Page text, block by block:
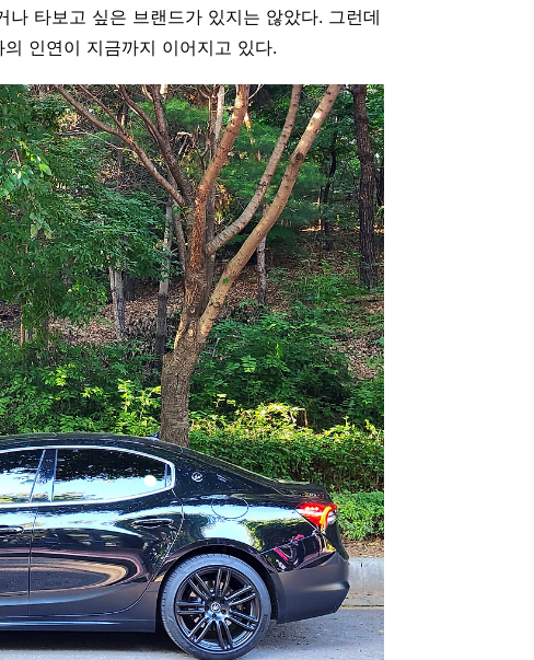
타보고 싶은 브랜드가 있지는 않았다. 그런데
인연이 지금까지 이어지고 있다.